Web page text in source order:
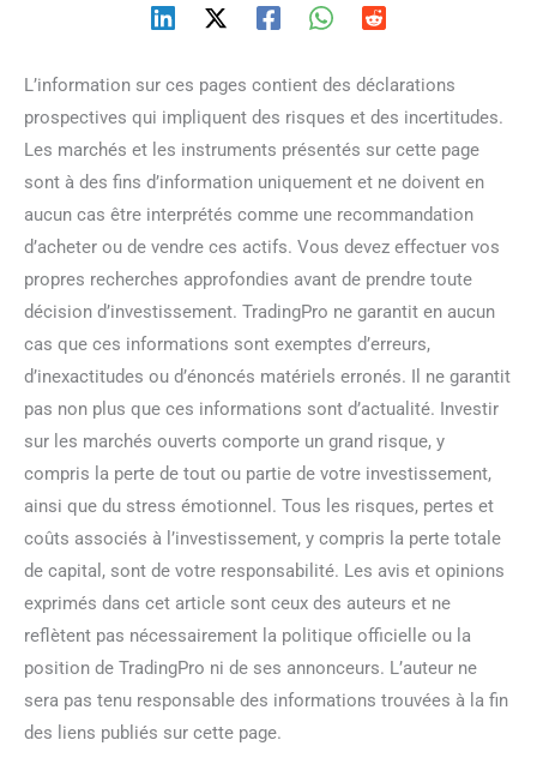
L’information sur ces pages contient des déclarations
prospectives qui impliquent des risques et des incertitudes.
Les marchés et les instruments présentés sur cette page
sont à des fins d’information uniquement et ne doivent en
aucun cas être interprétés comme une recommandation
d’acheter ou de vendre ces actifs. Vous devez effectuer vos
propres recherches approfondies avant de prendre toute
décision d’investissement. TradingPro ne garantit en aucun
cas que ces informations sont exemptes d’erreurs,
d’inexactitudes ou d’énoncés matériels erronés. Il ne garantit
pas non plus que ces informations sont d’actualité. Investir
sur les marchés ouverts comporte un grand risque, y
compris la perte de tout ou partie de votre investissement,
ainsi que du stress émotionnel. Tous les risques, pertes et
coûts associés à l’investissement, y compris la perte totale
de capital, sont de votre responsabilité. Les avis et opinions
exprimés dans cet article sont ceux des auteurs et ne
reflètent pas nécessairement la politique officielle ou la
position de TradingPro ni de ses annonceurs. L’auteur ne
sera pas tenu responsable des informations trouvées à la fin
des liens publiés sur cette page.